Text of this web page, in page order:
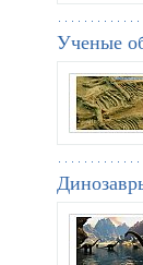
Ученые